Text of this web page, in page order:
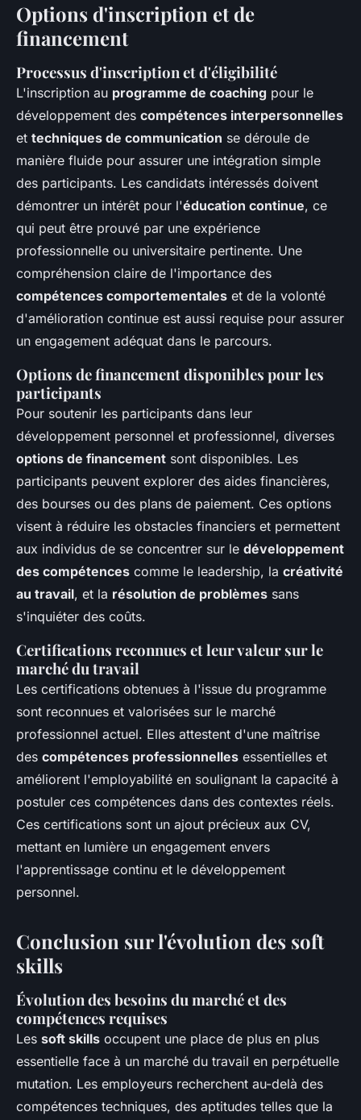
Options d'inscription et de
financement
Processus d'inscription et d'éligibilité
L'inscription au programme de coaching pour le
développement des compétences interpersonnelles
et techniques de communication se déroule de
manière fluide pour assurer une intégration simple
des participants. Les candidats intéressés doivent
démontrer un intérêt pour l'éducation continue, ce
qui peut être prouvé par une expérience
professionnelle ou universitaire pertinente. Une
compréhension claire de l'importance des
compétences comportementales et de la volonté
d'amélioration continue est aussi requise pour assurer
un engagement adéquat dans le parcours.
Options de financement disponibles pour les
participants
Pour soutenir les participants dans leur
développement personnel et professionnel, diverses
options de financement sont disponibles. Les
participants peuvent explorer des aides financières,
des bourses ou des plans de paiement. Ces options
visent à réduire les obstacles financiers et permettent
aux individus de se concentrer sur le développement
des compétences comme le leadership, la créativité
au travail, et la résolution de problèmes sans
s'inquiéter des coûts.
Certifications reconnues et leur valeur sur le
marché du travail
Les certifications obtenues à l'issue du programme
sont reconnues et valorisées sur le marché
professionnel actuel. Elles attestent d'une maîtrise
des compétences professionnelles essentielles et
améliorent l'employabilité en soulignant la capacité à
postuler ces compétences dans des contextes réels.
Ces certifications sont un ajout précieux aux CV,
mettant en lumière un engagement envers
l'apprentissage continu et le développement
personnel.
Conclusion sur l'évolution des soft
skills
Évolution des besoins du marché et des
compétences requises
Les soft skills occupent une place de plus en plus
essentielle face à un marché du travail en perpétuelle
mutation. Les employeurs recherchent au-delà des
compétences techniques, des aptitudes telles que la